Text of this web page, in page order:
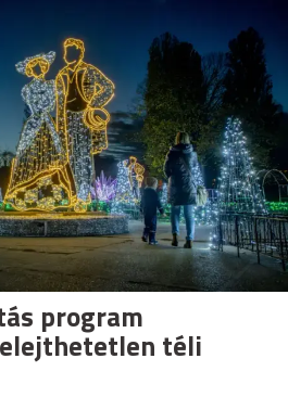
program
téli